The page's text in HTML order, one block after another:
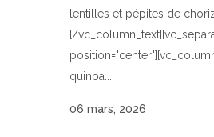
lentilles et pépites de
[/
quinoa...
06 mars, 2026